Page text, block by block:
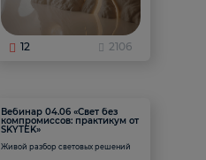
12 2106
Вебинар 04.06 «Свет без
компромиссов: практикум от
SKYTEK»
Живой разбор световых решений